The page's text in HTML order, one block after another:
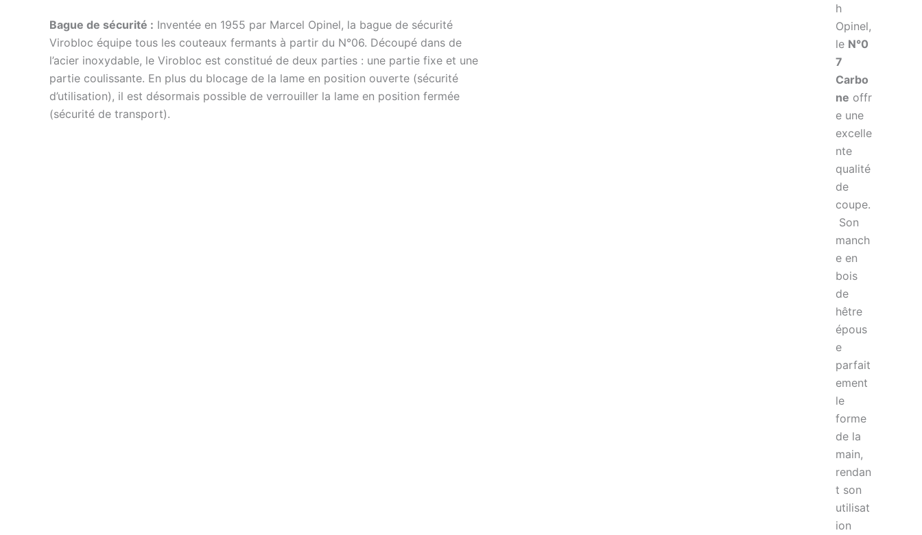
h
Opinel,
le N°0
7
Carbo
ne offr
e une
excelle
nte
qualité
de
coupe.
Son
manch
e en
bois
de
hêtre
épous
e
parfait
ement
le
forme
de la
main,
rendan
t son
utilisat
ion
Bague de sécurité : Inventée en 1955 par Marcel Opinel, la bague de sécurité
Virobloc équipe tous les couteaux fermants à partir du N°06. Découpé dans de
l’acier inoxydable, le Virobloc est constitué de deux parties : une partie fixe et une
partie coulissante. En plus du blocage de la lame en position ouverte (sécurité
d’utilisation), il est désormais possible de verrouiller la lame en position fermée
(sécurité de transport).